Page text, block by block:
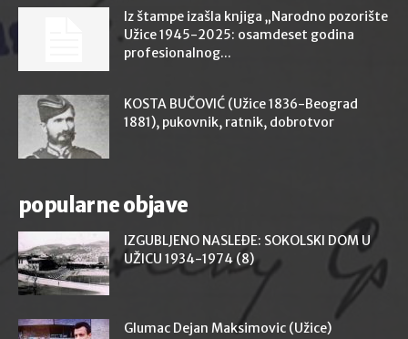
Iz štampe izašla knjiga „Narodno pozorište
Užice 1945-2025: osamdeset godina
profesionalnog...
KOSTA BUČOVIĆ (Užice 1836-Beograd
1881), pukovnik, ratnik, dobrotvor
popularne objave
IZGUBLJENO NASLEĐE: SOKOLSKI DOM U
UŽICU 1934-1974 (8)
Glumac Dejan Maksimovic (Užice)